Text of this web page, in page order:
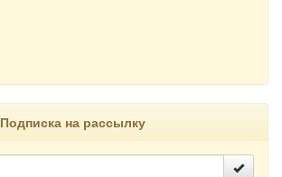
Подписка на рассылку